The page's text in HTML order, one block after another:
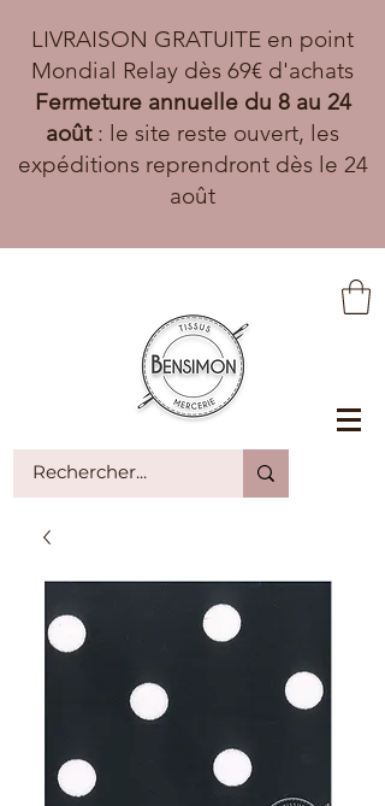
LIVRAISON GRATUITE en point
Mondial Relay dès 69€ d'achats
Fermeture annuelle du 8 au 24
août: le site reste ouvert, les
expéditions reprendront dès le 24
août